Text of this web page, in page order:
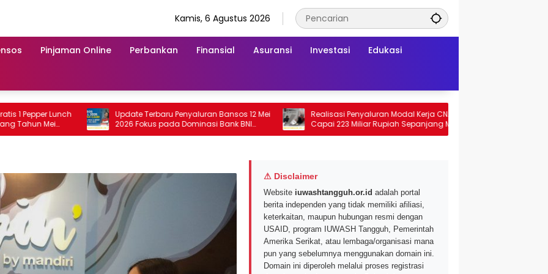
Kamis, 6 Agustus 2026
Pinjaman Online Perbankan Finansial Asuransi Investasi Edukasi
Lunch
Mei
Update Terbaru Penyaluran Bansos 12 Mei
2026 Fokus pada Dominasi Bank BNI
serta Struk BRI
Realisasi Penyaluran Modal Kerja CNAF
Capai 223 Miliar Rupiah Sepanjang Maret
2026 Ini
⚠ Disclaimer
Website iuwashtangguh.or.id adalah portal
berita independen yang tidak memiliki afiliasi,
keterkaitan, maupun hubungan resmi dengan
USAID, program IUWASH Tangguh, Pemerintah
Amerika Serikat, atau lembaga/organisasi mana
pun yang sebelumnya menggunakan domain ini.
Domain ini diperoleh melalui proses registrasi